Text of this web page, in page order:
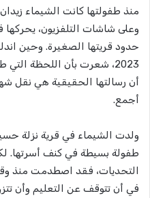
منذ طفولتها كانت الشيماء
وعلى شاشات التلفزيون،
حدود قريتها الصغيرة. وحين
2023، شعرت بأن اللحظة
أن رسالتها الحقيقية هي نقل
أجمع.
ولدت الشيماء في قرية نزلة
طفولة بسيطة في كنف أسرتها.
التحديات، فقد اصطدمت منذ
في أن تتوقف عن التعليم وأن